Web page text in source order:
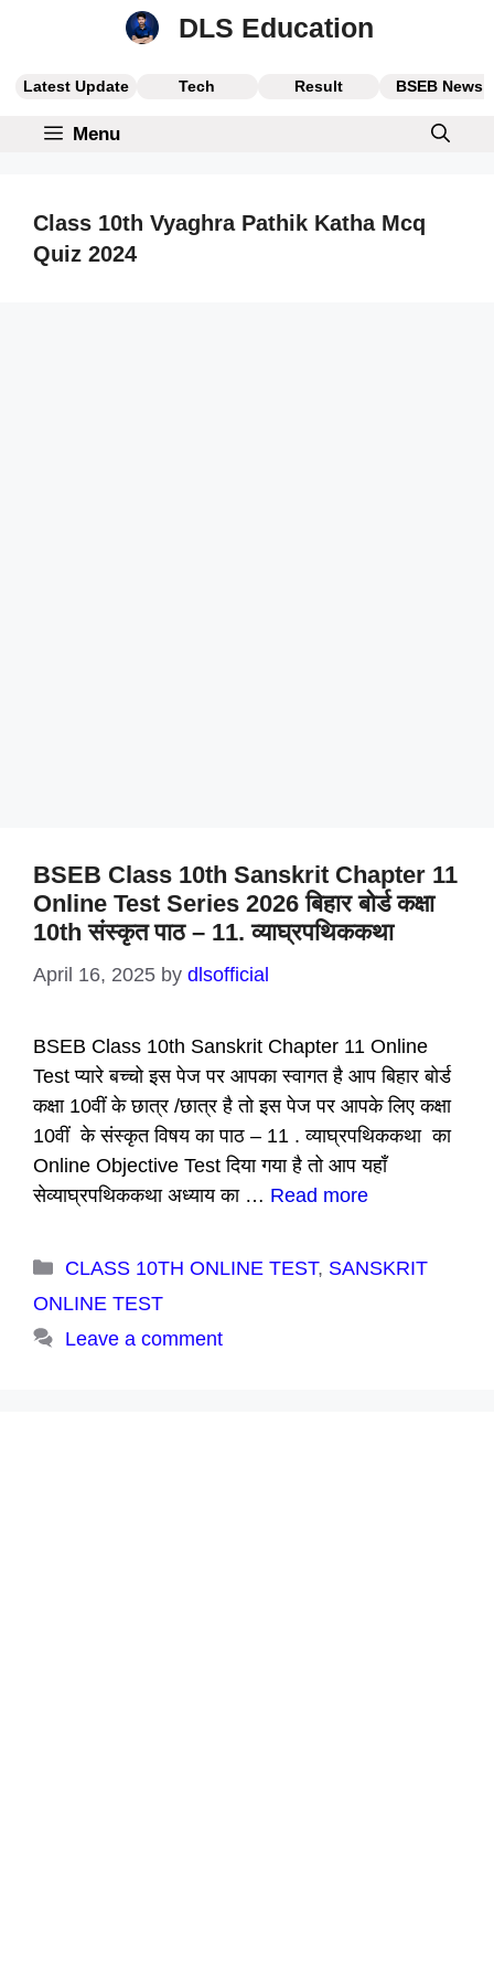
DLS Education
Latest Update Tech Result BSEB News
Menu
Class 10th Vyaghra Pathik Katha Mcq
Quiz 2024
BSEB Class 10th Sanskrit Chapter 11
Online Test Series 2026 बिहार बोर्ड कक्षा
10th संस्कृत पाठ – 11. व्याघ्रपथिककथा
April 16, 2025 by dlsofficial
BSEB Class 10th Sanskrit Chapter 11 Online
Test प्यारे बच्चो इस पेज पर आपका स्वागत है आप बिहार बोर्ड
कक्षा 10वीं के छात्र /छात्र है तो इस पेज पर आपके लिए कक्षा
10वीं के संस्कृत विषय का पाठ – 11 . व्याघ्रपथिककथा का
Online Objective Test दिया गया है तो आप यहाँ
सेव्याघ्रपथिककथा अध्याय का … Read more
Categories
CLASS 10TH ONLINE TEST, SANSKRIT
ONLINE TEST
Leave a comment